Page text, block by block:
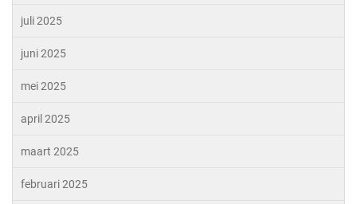
juli 2025
juni 2025
mei 2025
april 2025
maart 2025
februari 2025